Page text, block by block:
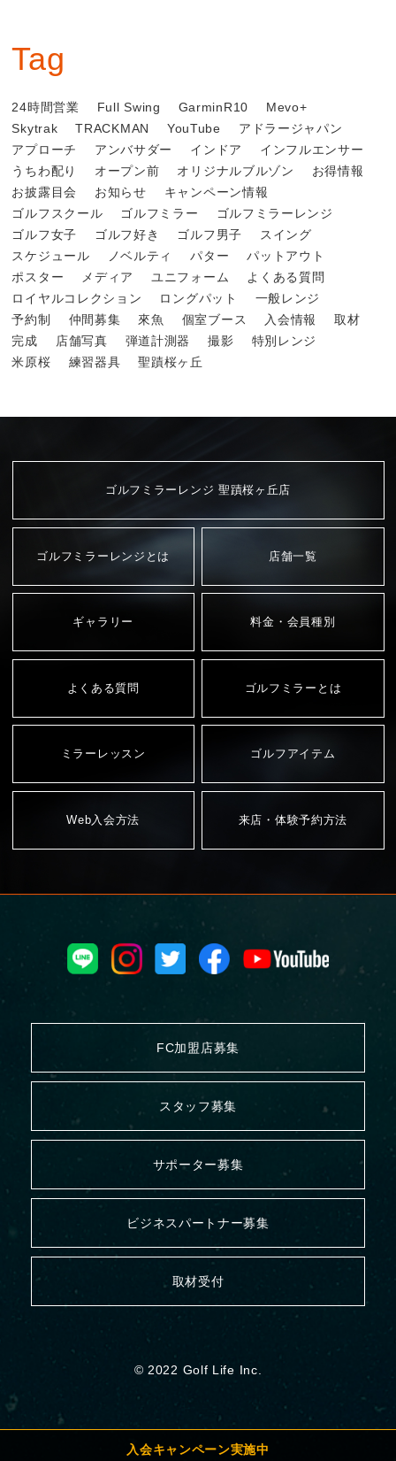
Tag
24時間営業 Full Swing GarminR10
Mevo+
Skytrak
TRACKMAN YouTube
アドラージャパン
アプローチ
アンバサダー インドア
インフルエンサー
うちわ配り
オープン前 オリジナルブルゾン
お得情報
お披露目会
お知らせ
キャンペーン情報
ゴルフスクール
ゴルフミラー
ゴルフミラーレンジ
ゴルフ女子
ゴルフ好き ゴルフ男子
スイング
スケジュール
ノベルティ パター
パットアウト
ポスター
メディア ユニフォーム
よくある質問
ロイヤルコレクション
ロングパット
一般レンジ
予約制
仲間募集 來魚 個室ブース 入会情報
取材
完成
店舗写真 弾道計測器 撮影
特別レンジ
米原桜
練習器具 聖蹟桜ヶ丘
ゴルフミラーレンジ 聖蹟桜ヶ丘店
ゴルフミラーレンジとは 店舗一覧
ギャラリー 料金・会員種別
よくある質問 ゴルフミラーとは
ミラーレッスン ゴルフアイテム
Web入会方法 来店・体験予約方法
FC加盟店募集
スタッフ募集
サポーター募集
ビジネスパートナー募集
取材受付
© 2022 Golf Life Inc.
入会キャンペーン実施中